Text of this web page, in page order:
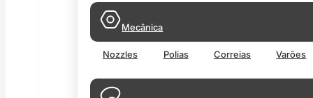
Mecânica
Nozzles Polias Correias Varões